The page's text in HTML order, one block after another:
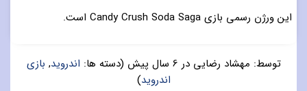
این ورژن رسمی بازی Candy Crush Soda Saga است.
توسط: مهشاد رضایی در 6 سال پیش (دسته ها: اندروید, بازی
اندروید)